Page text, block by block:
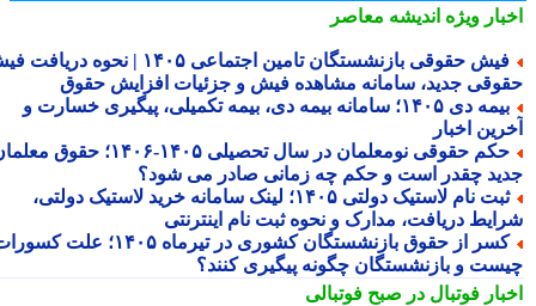
ویژهاندیشه معاصر
فیش حقوقی بازنشستگان تامین اجتماعی ۱۴۰۵ | نحوه دریافت فیش
جدید، سامانه مشاهده فیش و جزئیات افزایش حقوق
بیمه دی ۱۴۰۵؛ سامانه بیمه دی، بیمه تکمیلی، پیگیری خسارت و
اخبار
حکم حقوقی نومعلمان در سال تحصیلی ۱۴۰۵-۱۴۰۶؛ حقوق معلمان
چقدر است و حکم چه زمانی صادر می شود؟
ثبت نام لاستیک دولتی ۱۴۰۵؛ لینک سامانه خرید لاستیک دولتی،
دریافت، مدارک و نحوه ثبت نام اینترنتی
کسر از حقوق بازنشستگان کشوری در تیرماه ۱۴۰۵؛ علت کسورات
و بازنشستگان چگونه پیگیری کنند؟
فوتبال در صبح فوتبالی